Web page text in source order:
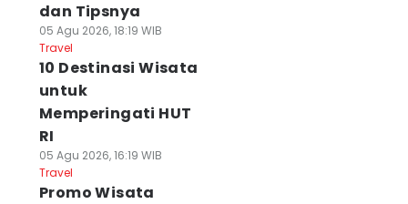
dan Tipsnya
05 Agu 2026, 18:19 WIB
Travel
10 Destinasi Wisata
untuk
Memperingati HUT
RI
05 Agu 2026, 16:19 WIB
Travel
Promo Wisata